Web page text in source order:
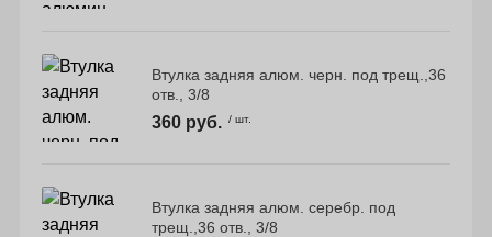
Втулка задняя алюм. черн. под трещ.,36
отв., 3/8
360 руб. / шт.
Втулка задняя алюм. серебр. под
трещ.,36 отв., 3/8